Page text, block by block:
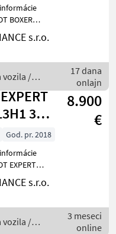
2x elektr
s.r.o.
vozila /
17 dana
onlajn
3
8.900
€
God. pr. 2018
217
s.r.o.
vozila /
3 meseci
online